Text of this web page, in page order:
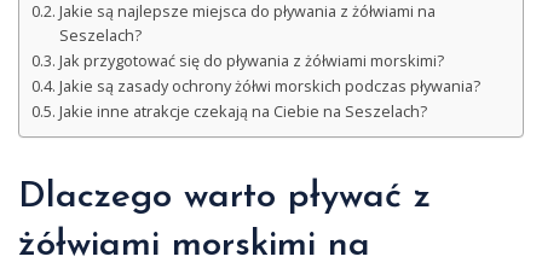
Jakie są najlepsze miejsca do pływania z żółwiami na
Seszelach?
Jak przygotować się do pływania z żółwiami morskimi?
Jakie są zasady ochrony żółwi morskich podczas pływania?
Jakie inne atrakcje czekają na Ciebie na Seszelach?
Dlaczego warto pływać z
żółwiami morskimi na